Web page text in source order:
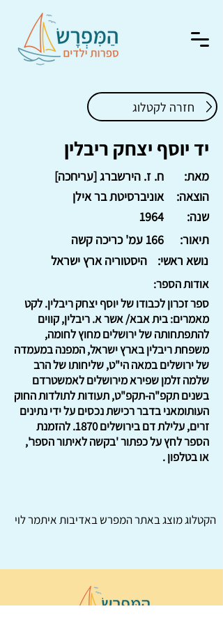
חזרה לקטלוג
יד יוסף יצחק ריבלין
ח. ז. הירשברג [עריחכה]
מאת:
אוניברסיטת בר אילן
הוצאה:
1964
שנה:
166 עמ' כריכה קשה
תיאור:
היסטוריה ארץ ישראל
נושא ראשי:
אודות הספר:
ספר זכרון לכבודו של יוסף יצחק ריבלין. לקט
מאמרים: בית אבא/ אשר א. ריבלין, קווים
להתפתחותה של ירושלים מחוץ לחומה,
משפחת ריבלין בארץ ישראל, המפנה במעמדה
של ירושלים במאה הי"ט, שליחותו של הרב
שלמה זלמן שפירא מירושלים לאמשטרדם
בשנים תקפ"ה-תקפ"ט, תעודות לתולדות החוק
העותומאני בדבר רכישת נכסים על ידי נתינים
זרים, עלילת דם בירושלים 1870. להזמנת
הספר לחץ על כפתור 'בקשה לאיתור הספר',
או בטלפון .
הקטלוג מוצג באתרהמפרשבאדיבות איתמר לוי